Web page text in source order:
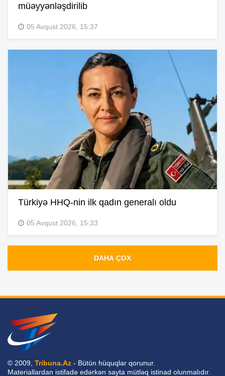
müəyyənləşdirilib
05 Avqust 2026, 15:37
Türkiyə HHQ-nin ilk qadın generalı oldu
05 Avqust 2026, 15:33
DAHA ÇOX
© 2009, Tribuna.Az - Bütün hüquqlar qorunur.
Materiallardan istifadə edərkən sayta mütləq istinad olunmalıdır.